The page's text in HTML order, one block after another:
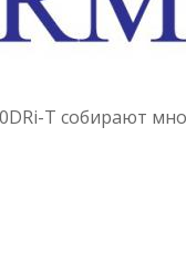
T собирают